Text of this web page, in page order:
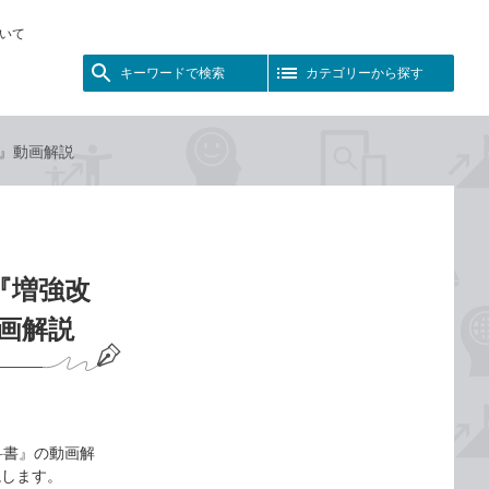
て
キーワードで検索 カテゴリーから探す
動画解説
増強改
解説
』の動画解
ます。